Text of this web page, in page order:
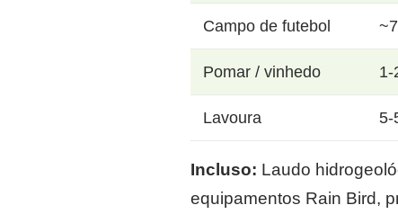
Campo de futebol
Pomar / vinhedo 1-
Lavoura 5-
Incluso: Laudo
equipamentos Rain Bird,